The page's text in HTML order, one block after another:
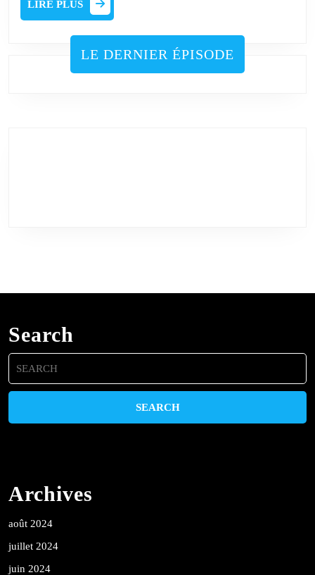
LIRE PLUS
PLUS
LE DERNIER ÉPISODE
Search
Search
for:
Archives
août 2024
juillet 2024
juin 2024